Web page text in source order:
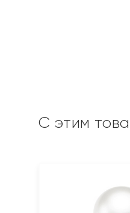
С этим